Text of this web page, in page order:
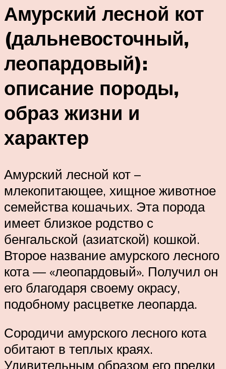
Амурский лесной кот
(дальневосточный,
леопардовый):
описание породы,
образ жизни и
характер
Амурский лесной кот –
млекопитающее, хищное животное
семейства кошачьих. Эта порода
имеет близкое родство с
бенгальской (азиатской) кошкой.
Второе название амурского лесного
кота — «леопардовый». Получил он
его благодаря своему окрасу,
подобному расцветке леопарда.
Сородичи амурского лесного кота
обитают в теплых краях.
Удивительным образом его предки